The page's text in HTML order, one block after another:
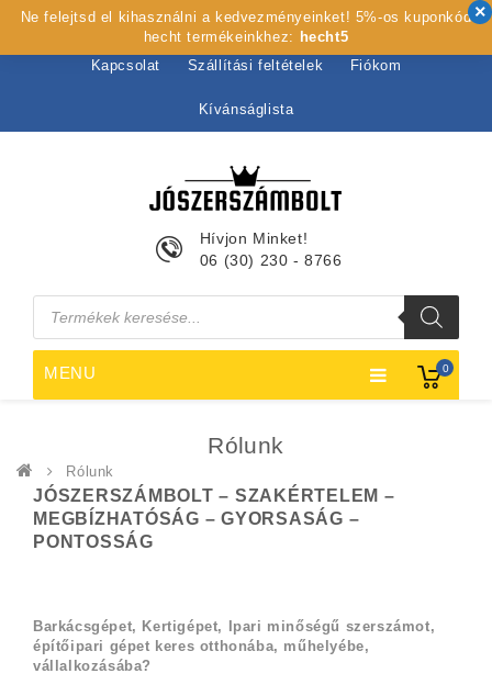
Kezdőlap Rólunk Webshop Szolgáltatások
Kapcsolat Szállítási feltételek Fiókom
Kívánságlista
0
Hívjon Minket!
06 (30) 230 - 8766
Products
search
MENU
Rólunk
Rólunk
JÓSZERSZÁMBOLT – SZAKÉRTELEM –
MEGBÍZHATÓSÁG – GYORSASÁG –
PONTOSSÁG
Barkácsgépet, Kertigépet, Ipari minőségű szerszámot,
építőipari gépet keres otthonába, műhelyébe,
vállalkozásába?
Ne felejtsd el kihasználni a kedvezményeinket! 5%-os kuponkód
hecht termékeinkhez: hecht5